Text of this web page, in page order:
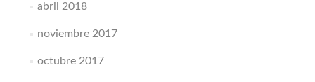
abril 2018
noviembre 2017
octubre 2017